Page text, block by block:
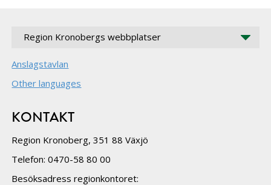
Region Kronobergs webbplatser
Anslagstavlan
Other languages
KONTAKT
Region Kronoberg, 351 88 Växjö
Telefon: 0470-58 80 00
Besöksadress regionkontoret: